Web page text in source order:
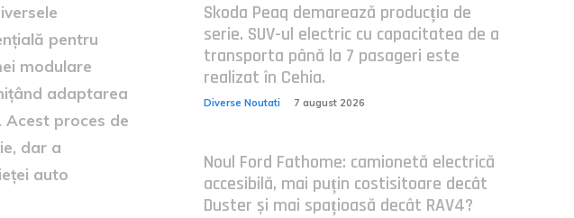
pentru
modulare
adaptarea
proces de
dar a
auto
Skoda Peaq demarează producția de
serie. SUV-ul electric cu capacitatea de a
transporta până la 7 pasageri este
realizat în Cehia.
Diverse Noutati 7 august 2026
Noul Ford Fathome: camionetă electrică
accesibilă, mai puțin costisitoare decât
Duster și mai spațioasă decât RAV4?